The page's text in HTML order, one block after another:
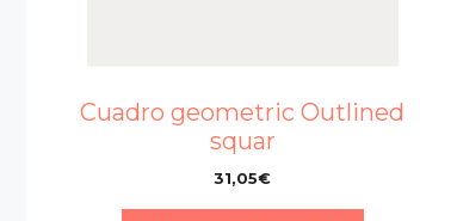
Cuadro geometric Outlined
squar
31,05€